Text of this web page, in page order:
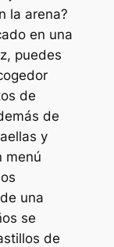
la arena?
en una
puedes
de
de
y
menú
una
se
de